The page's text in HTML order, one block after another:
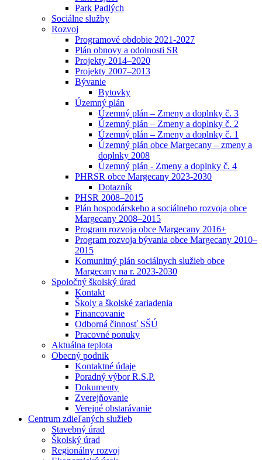
Park Padlých
Sociálne služby
Rozvoj
Programové obdobie 2021-2027
Plán obnovy a odolnosti SR
Projekty 2014–2020
Projekty 2007–2013
Bývanie
Bytovky
Územný plán
Územný plán – Zmeny a doplnky č. 3
Územný plán – Zmeny a doplnky č. 2
Územný plán – Zmeny a doplnky č. 1
Územný plán obce Margecany – zmeny a
doplnky 2008
Územný plán - Zmeny a doplnky č. 4
PHRSR obce Margecany 2023-2030
Dotazník
PHSR 2008–2015
Plán hospodárskeho a sociálneho rozvoja obce
Margecany 2008–2015
Program rozvoja obce Margecany 2016+
Program rozvoja bývania obce Margecany 2010–
2015
Komunitný plán sociálnych služieb obce
Margecany na r. 2023-2030
Spoločný školský úrad
Kontakt
Školy a školské zariadenia
Financovanie
Odborná činnosť SŠÚ
Pracovné ponuky
Aktuálna teplota
Obecný podnik
Kontaktné údaje
Poradný výbor R.S.P.
Dokumenty
Zverejňovanie
Verejné obstarávanie
Centrum zdieľaných služieb
Stavebný úrad
Školský úrad
Regionálny rozvoj